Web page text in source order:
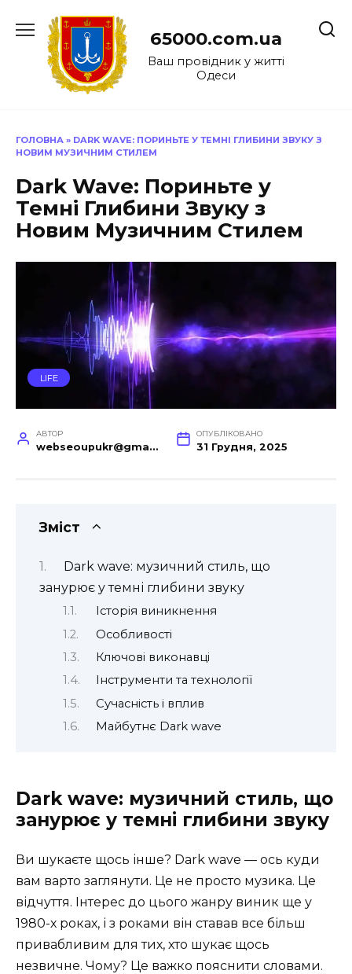
до
65000.com.ua
Ваш провідник у житті
Одеси
ГОЛОВНА » DARK WAVE: ПОРИНЬТЕ У ТЕМНІ ГЛИБИНИ ЗВУКУ З
НОВИМ МУЗИЧНИМ СТИЛЕМ
Dark Wave: Пориньте у
Темні Глибини Звуку з
Новим Музичним Стилем
LIFE
АВТОР
webseoupukr@gmail.com
ОПУБЛІКОВАНО
31 Грудня, 2025
Зміст
Dark wave: музичний стиль, що
занурює у темні глибини звуку
Історія виникнення
Особливості
Ключові виконавці
Інструменти та технології
Сучасність і вплив
Майбутнє Dark wave
Dark wave: музичний стиль, що
занурює у темні глибини звуку
Ви шукаєте щось інше? Dark wave — ось куди
вам варто заглянути. Це не просто музика. Це
відчуття. Інтерес до цього жанру виник ще у
1980-х роках, і з роками він ставав все більш
привабливим для тих, хто шукає щось
незвичне. Чому? Це важко пояснити словами.